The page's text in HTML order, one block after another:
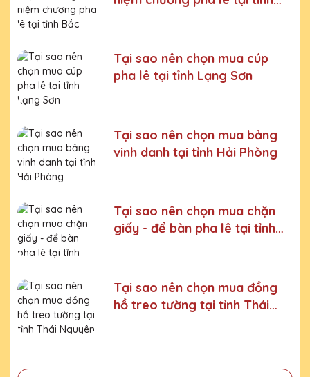
Bước 6:Gọi điện xác nhận với khách hàng
và nghiêm ngặt ở từng khâu sản xuất.Xưởng sản xuất
Kỷ niệm chương pha lê uy tín, chất lượng số một thị
trường Miền Bắc
đơn mọi số lượng, nhận làm những mẫu không có sẵn,
sản xuất theo ý tưởng của khách hàng.
Quà tặng Cúp Pha Lê Hà Nội QTG cung cấp tới Quý
khách hàng thành phẩm bao gồm hộp xi lót lụa vàng,
với 2 màu lựa chọn xanh hoặc đỏ làm tăng thêm tính
Sản phẩm được làm từ chất liệu pha lê vô cùng tinh tế,
sang trọng, gửi đến người nhận những ý nghĩa to lớn:
- Vinh danh cá nhân, tập thể đạt thành tích xuất sắc
- Tặng phẩm chứng nhận cho những nỗ lực, cố gắng của
cá nhân, tập thể
- Tri ân, thay lời cảm ơn gửi đến những cá nhân, tổ chức
đã cống hiến, đóng góp cho doanh nghiệp, cho cộng
Tại sao nên chọn mua cúp
pha lê tại tỉnh Lạng Sơn
Tại sao nên chọn mua bảng
vinh danh tại tỉnh Hải Phòng
Tại sao nên chọn mua chặn
giấy - để bàn pha lê tại tỉnh
Tại sao nên chọn mua đồng
hồ treo tường tại tỉnh Thái